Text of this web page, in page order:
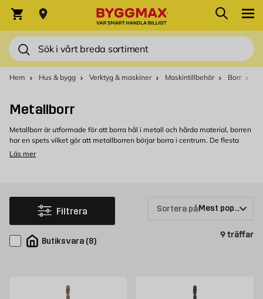
Sök
Varukorg Sök
Hem Hus & bygg Verktyg & maskiner Maskintillbehör Borr
Metallborr
Metallborr är utformade för att borra hål i metall och hårda material, borren
har en spets vilket gör att metallborren börjar borra i centrum. De flesta
metallborr är gjort av hårt stål och kan inte bara användas till metall utan
Välkommen att kolla in vårt sortiment av metallborr som du kan köpa
bekvämt från Byggmax. Kom in till din närmaste Byggmax-butik eller kolla
här online för att se vilken borr för metall som vi kan erbjuda.
Läs mer
Filtrera
Butiksvara (8)
Sortera på:
9träffar